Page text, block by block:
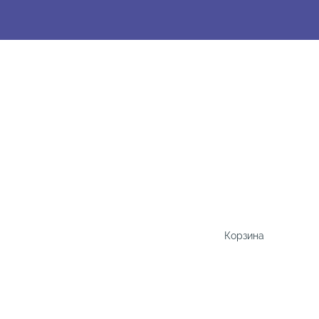
Корзина